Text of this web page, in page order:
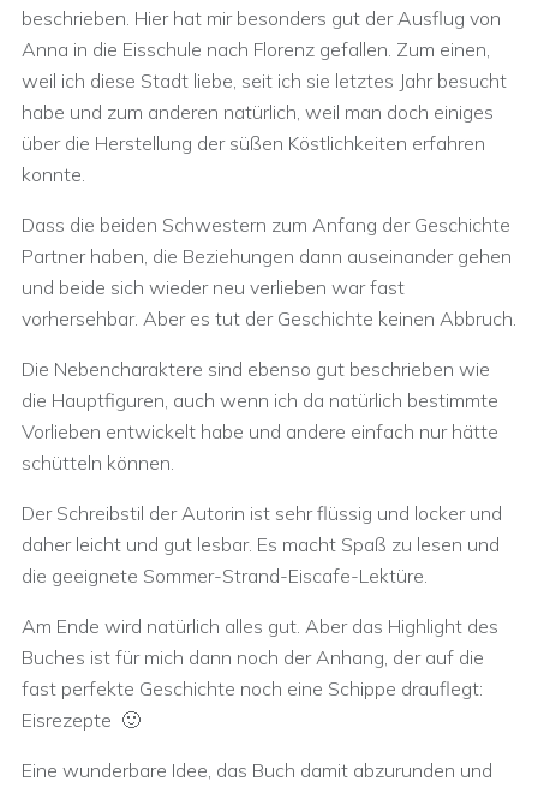
beschrieben. Hier hat mir besonders gut der Ausflug von
Anna in die Eisschule nach Florenz gefallen. Zum einen,
weil ich diese Stadt liebe, seit ich sie letztes Jahr besucht
habe und zum anderen natürlich, weil man doch einiges
über die Herstellung der süßen Köstlichkeiten erfahren
konnte.
Dass die beiden Schwestern zum Anfang der Geschichte
Partner haben, die Beziehungen dann auseinander gehen
und beide sich wieder neu verlieben war fast
vorhersehbar. Aber es tut der Geschichte keinen Abbruch.
Die Nebencharaktere sind ebenso gut beschrieben wie
die Hauptfiguren, auch wenn ich da natürlich bestimmte
Vorlieben entwickelt habe und andere einfach nur hätte
schütteln können.
Der Schreibstil der Autorin ist sehr flüssig und locker und
daher leicht und gut lesbar. Es macht Spaß zu lesen und
die geeignete Sommer-Strand-Eiscafe-Lektüre.
Am Ende wird natürlich alles gut. Aber das Highlight des
Buches ist für mich dann noch der Anhang, der auf die
fast perfekte Geschichte noch eine Schippe drauflegt:
Eisrezepte 🙂
Eine wunderbare Idee, das Buch damit abzurunden und